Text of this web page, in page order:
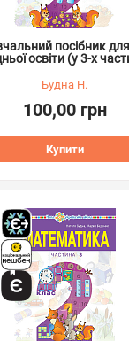
посібник
освіти (у 3-х
Будна Н.
100,00 грн
Купити